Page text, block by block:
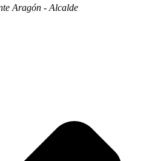
Aragón - Alcalde